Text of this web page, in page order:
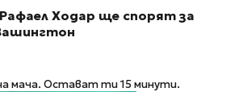
Ходар ще спорят за
мача. Остават ти 15 минути.